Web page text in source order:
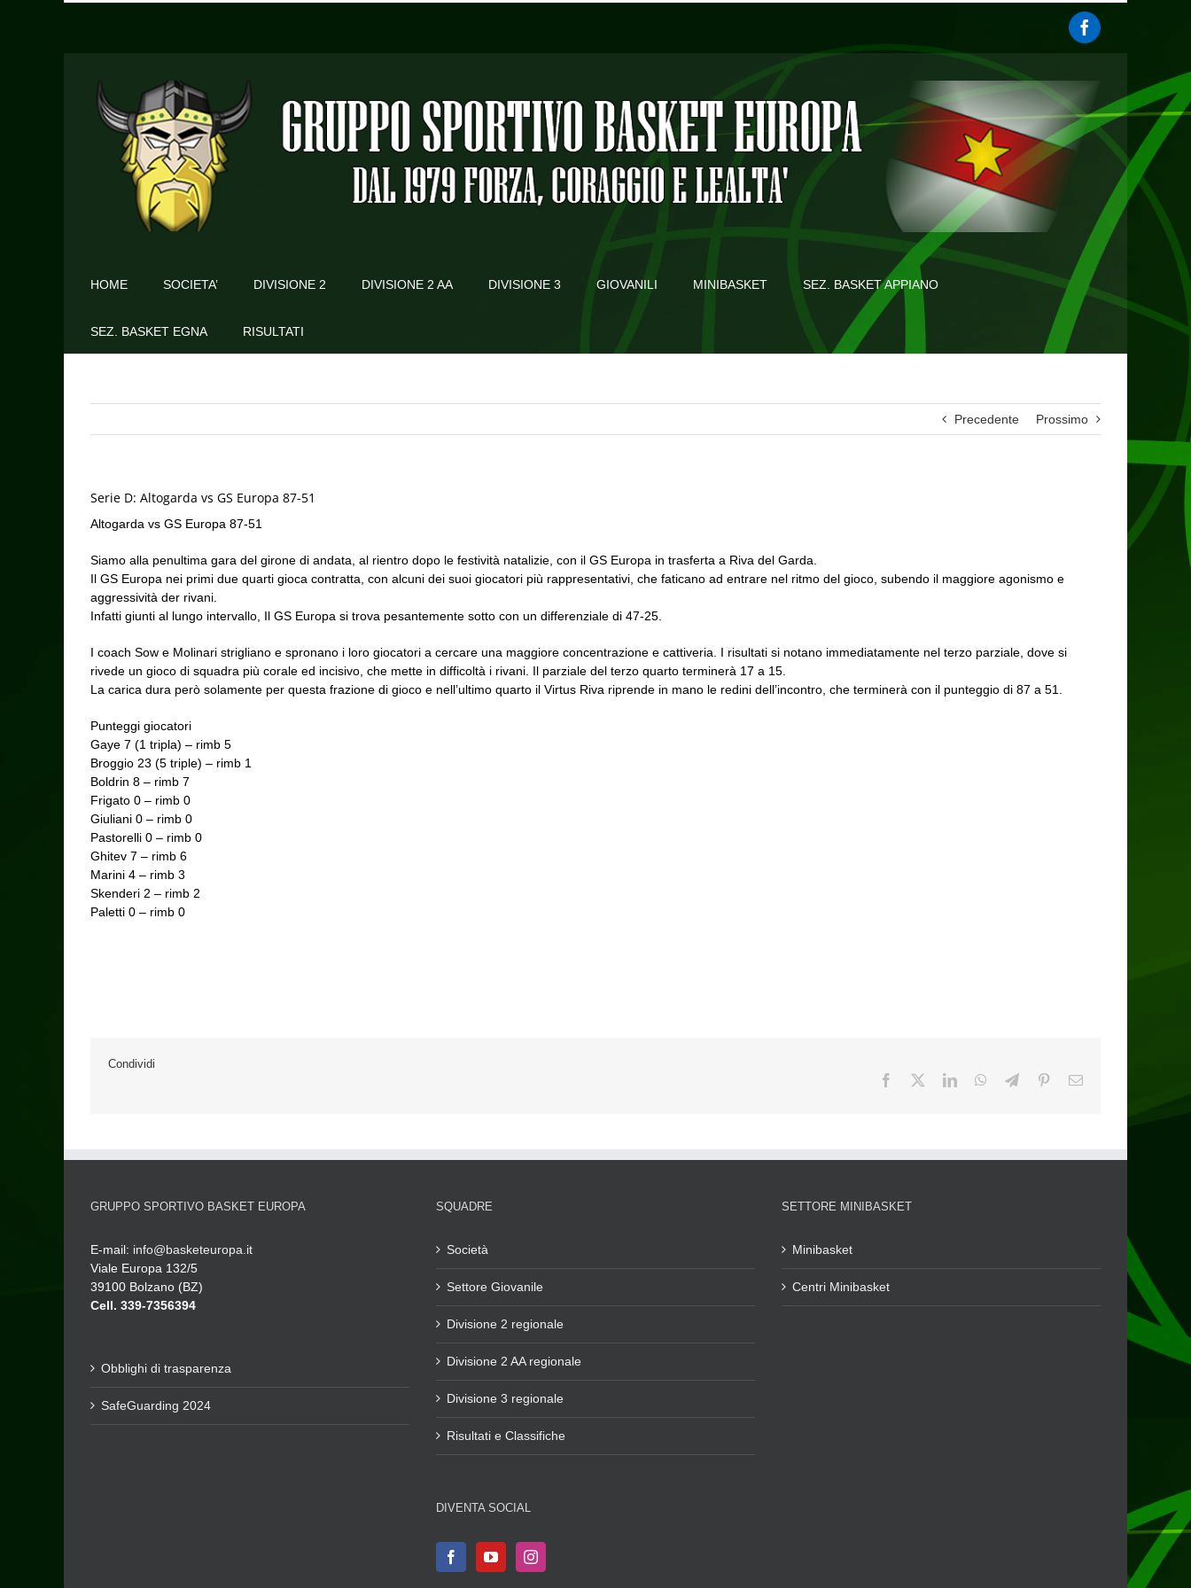
HOME SOCIETA’ DIVISIONE 2 DIVISIONE 2 AA DIVISIONE 3 GIOVANILI MINIBASKET SEZ. BASKET APPIANO
SEZ. BASKET EGNA RISULTATI
Precedente Prossimo
Serie D: Altogarda vs GS Europa 87-51
Altogarda vs GS Europa 87-51
Siamo alla penultima gara del girone di andata, al rientro dopo le festività natalizie, con il GS Europa in trasferta a Riva del Garda.
Il GS Europa nei primi due quarti gioca contratta, con alcuni dei suoi giocatori più rappresentativi, che faticano ad entrare nel ritmo del gioco, subendo il maggiore agonismo e
aggressività der rivani.
Infatti giunti al lungo intervallo, Il GS Europa si trova pesantemente sotto con un differenziale di 47-25.
I coach Sow e Molinari strigliano e spronano i loro giocatori a cercare una maggiore concentrazione e cattiveria. I risultati si notano immediatamente nel terzo parziale, dove si
rivede un gioco di squadra più corale ed incisivo, che mette in difficoltà i rivani. Il parziale del terzo quarto terminerà 17 a 15.
La carica dura però solamente per questa frazione di gioco e nell’ultimo quarto il Virtus Riva riprende in mano le redini dell’incontro, che terminerà con il punteggio di 87 a 51.
Punteggi giocatori
Gaye 7 (1 tripla) – rimb 5
Broggio 23 (5 triple) – rimb 1
Boldrin 8 – rimb 7
Frigato 0 – rimb 0
Giuliani 0 – rimb 0
Pastorelli 0 – rimb 0
Ghitev 7 – rimb 6
Marini 4 – rimb 3
Skenderi 2 – rimb 2
Paletti 0 – rimb 0
Condividi
GRUPPO SPORTIVO BASKET EUROPA
E-mail: info@basketeuropa.it
Viale Europa 132/5
39100 Bolzano (BZ)
Cell. 339-7356394
Obblighi di trasparenza
SafeGuarding 2024
SQUADRE
Società
Settore Giovanile
Divisione 2 regionale
Divisione 2 AA regionale
Divisione 3 regionale
Risultati e Classifiche
DIVENTA SOCIAL
SETTORE MINIBASKET
Minibasket
Centri Minibasket